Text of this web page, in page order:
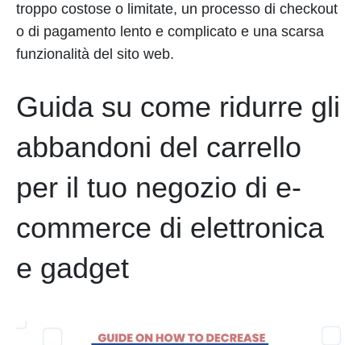
troppo costose o limitate, un processo di checkout
o di pagamento lento e complicato e una scarsa
funzionalità del sito web.
Guida su come ridurre gli
abbandoni del carrello
per il tuo negozio di e-
commerce di elettronica
e gadget